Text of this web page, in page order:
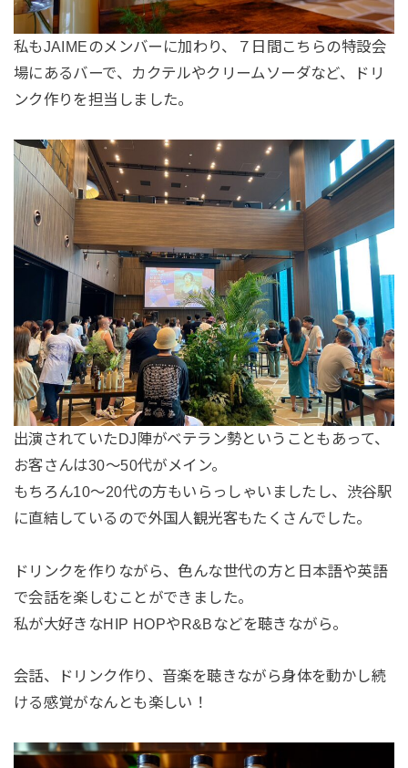
私もJAIMEのメンバーに加わり、７日間こちらの特設会
場にあるバーで、カクテルやクリームソーダなど、ドリ
ンク作りを担当しました。
出演されていたDJ陣がベテラン勢ということもあって、
お客さんは30〜50代がメイン。
もちろん10〜20代の方もいらっしゃいましたし、渋谷駅
に直結しているので外国人観光客もたくさんでした。
ドリンクを作りながら、色んな世代の方と日本語や英語
で会話を楽しむことができました。
私が大好きなHIP HOPやR&Bなどを聴きながら。
会話、ドリンク作り、音楽を聴きながら身体を動かし続
ける感覚がなんとも楽しい！